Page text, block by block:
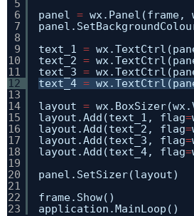
5
6
7
8
9
10
11
12
13
14
15
16
17
18
19
20
21
22
23
panel = wx.Panel(frame,
text_1 =
text_2 =
text_3 =
text_4 =
layout =
layout.Add(text_1, flag=
layout.Add(text_2, flag=
layout.Add(text_3, flag=
layout.Add(text_4, flag=
panel.SetSizer(layout)
frame.Show()
application.MainLoop()